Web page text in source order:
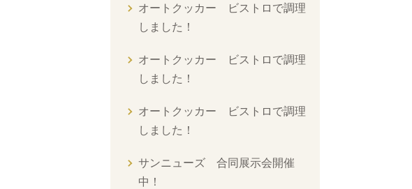
オートクッカー ビストロで調理
しました！
オートクッカー ビストロで調理
しました！
オートクッカー ビストロで調理
しました！
サンニューズ 合同展示会開催
中！